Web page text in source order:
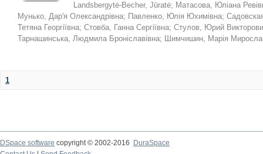
Landsbergytė-Becher, Jūratė; Матасова, Юліана
Мунько, Дар'я Олександрівна; Павленко, Юлія Юхимівна;
Тетяна Георгіївна; Стовба, Ганна Сергіївна; Стулов, Юрий
Тарнашинська, Людмила Броніславівна; Шимчишин, Марія
1
DSpace software copyright © 2002-2016
DuraSpace